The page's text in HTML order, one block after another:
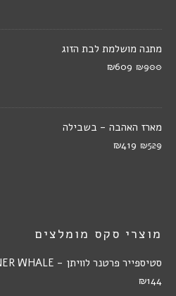
מתנה מושלמת לבת הזוג
₪900
₪609
מארז האהבה - בשבילה
₪529
₪419
מוצרי סקס מומלצים
סטיספייר פרטנר לוויתן - PARTNER WHALE
₪144